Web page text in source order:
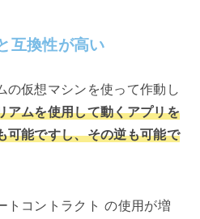
互換性が高い
の仮想マシンを使って作動し
アムを使用して動くアプリを
可能ですし、その逆も可能で
トコントラクト の使用が増